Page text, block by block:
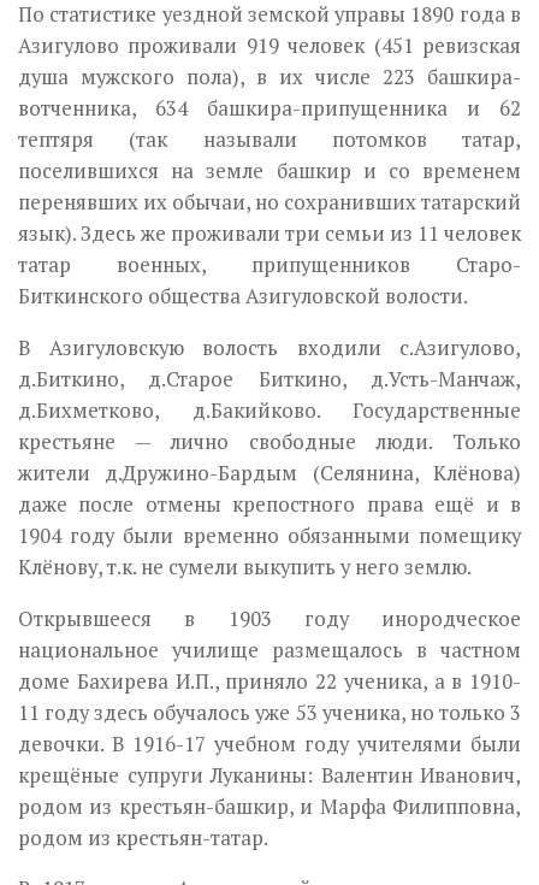
По статистике уездной земской управы 1890 года в
Азигулово прожи­вали 919 человек (451 ревизская
душа мужского пола), в их числе 223 башкира-
вотченника, 634 башкира-припущенника и 62
тептяря (так на­зывали потомков татар,
поселившихся на земле башкир и со временем
перенявших их обычаи, но сохранивших татарский
язык). Здесь же про­живали три семьи из 11 человек
татар военных, припущенников Старо-
Биткинского общества Азигуловской волости.
В Азигуловскую волость входили с.Азигулово,
д.Биткино, д.Старое Биткино, д.Усть-Манчаж,
д.Бихметково, д.Бакийково. Государственные
крестьяне — лично свободные люди. Только
жители д.Дружино-Бардым (Селянина, Клёнова)
даже после отмены крепостного права ещё и в
1904 году были временно обязанными помещику
Клёнову, т.к. не сумели вы­купить у него землю.
Открывшееся в 1903 году инородческое
национальное училище разме­щалось в частном
доме Бахирева И.П., приняло 22 ученика, а в 1910-
11 году здесь обучалось уже 53 ученика, но только 3
девочки. В 1916-17 учебном году учителями были
крещёные супруги Луканины: Валентин Иванович,
родом из крестьян-башкир, и Марфа Филипповна,
родом из крестьян-татар.